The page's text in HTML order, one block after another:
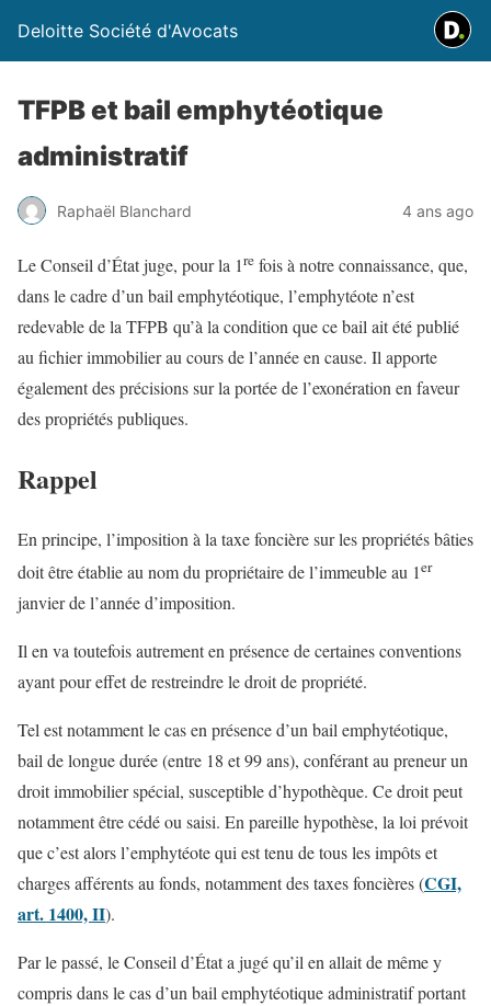
Deloitte Société d'Avocats
TFPB et bail emphytéotique
administratif
Raphaël Blanchard 4 ans ago
Le Conseil d’État juge, pour la 1re fois à notre connaissance, que,
dans le cadre d’un bail emphytéotique, l’emphytéote n’est
redevable de la TFPB qu’à la condition que ce bail ait été publié
au fichier immobilier au cours de l’année en cause. Il apporte
également des précisions sur la portée de l’exonération en faveur
des propriétés publiques.
Rappel
En principe, l’imposition à la taxe foncière sur les propriétés bâties
doit être établie au nom du propriétaire de l’immeuble au 1er
janvier de l’année d’imposition.
Il en va toutefois autrement en présence de certaines conventions
ayant pour effet de restreindre le droit de propriété.
Tel est notamment le cas en présence d’un bail emphytéotique,
bail de longue durée (entre 18 et 99 ans), conférant au preneur un
droit immobilier spécial, susceptible d’hypothèque. Ce droit peut
notamment être cédé ou saisi. En pareille hypothèse, la loi prévoit
que c’est alors l’emphytéote qui est tenu de tous les impôts et
charges afférents au fonds, notamment des taxes foncières (CGI,
art. 1400, II).
Par le passé, le Conseil d’État a jugé qu’il en allait de même y
compris dans le cas d’un bail emphytéotique administratif portant